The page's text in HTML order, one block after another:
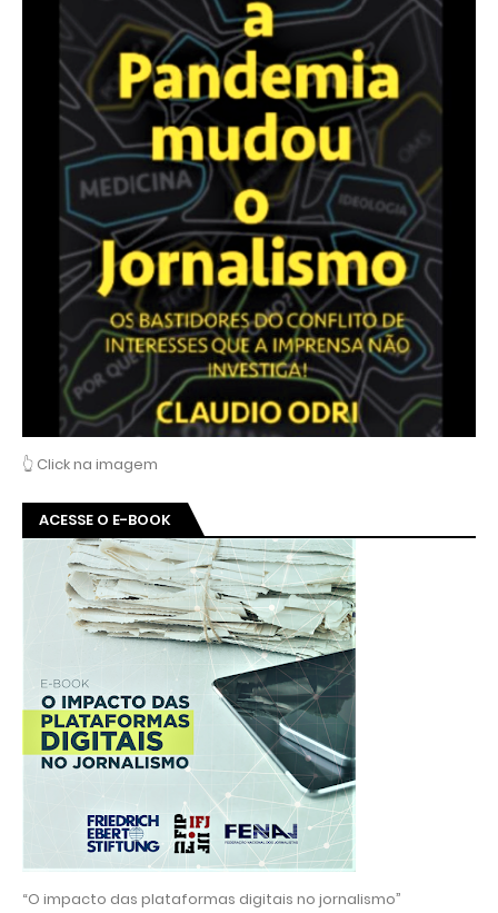
👆 Click na imagem
ACESSE O E-BOOK
“O impacto das plataformas digitais no jornalismo”